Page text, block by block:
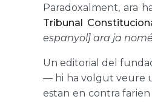
Paradoxalment, ara
Tribunal
espanyol] ara ja
Un editorial del
— hi ha volgut veure
estan en contra